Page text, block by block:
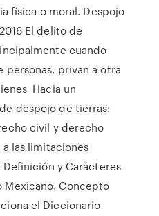
física o moral. Despojo
El delito de
cuando
personas, privan a otra
Hacia un
despojo de tierras:
civil y derecho
las limitaciones
Definición y Carácteres
Mexicano. Concepto
el Diccionario